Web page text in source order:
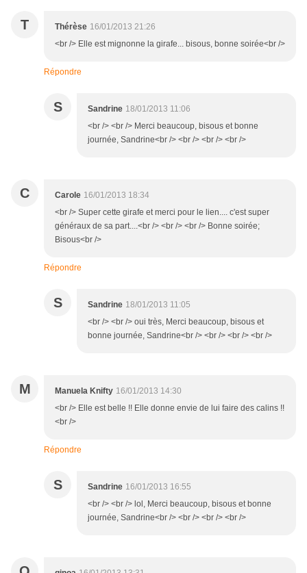
T Thérèse 16/01/2013 21:26
<br /> Elle est mignonne la girafe... bisous, bonne soirée<br />
Répondre
S Sandrine 18/01/2013 11:06
<br /> <br /> Merci beaucoup, bisous et bonne
journée, Sandrine<br /> <br /> <br /> <br />
C Carole 16/01/2013 18:34
<br /> Super cette girafe et merci pour le lien.... c'est super
généraux de sa part....<br /> <br /> <br /> Bonne soirée;
Bisous<br />
Répondre
S Sandrine 18/01/2013 11:05
<br /> <br /> oui très, Merci beaucoup, bisous et
bonne journée, Sandrine<br /> <br /> <br /> <br />
M Manuela Knifty 16/01/2013 14:30
<br /> Elle est belle !! Elle donne envie de lui faire des calins !!
<br />
Répondre
S Sandrine 16/01/2013 16:55
<br /> <br /> lol, Merci beaucoup, bisous et bonne
journée, Sandrine<br /> <br /> <br /> <br />